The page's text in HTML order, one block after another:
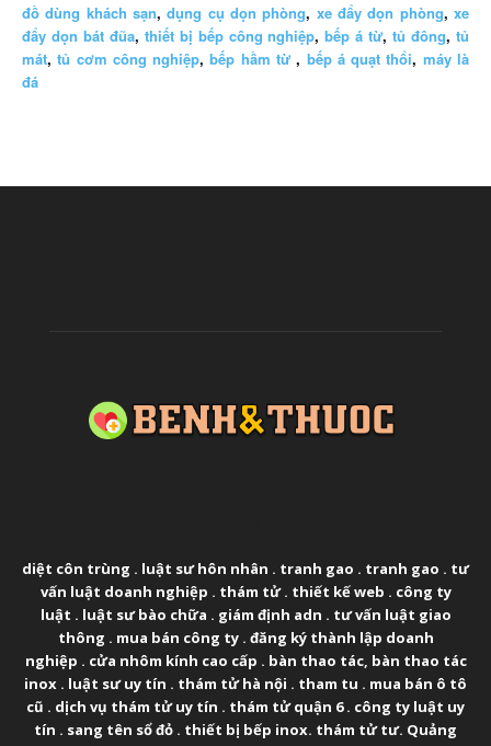
đồ dùng khách sạn,dụng cụ dọn phòng, xe đẩy dọn phòng,xe
đẩy dọn bát đũa, thiết bị bếp công nghiệp,bếp á từ,tủ đông,tủ
mát,tủ cơm công nghiệp,bếp hầm từ , bếp á quạt thổi, máy là
đá
diệt côn trùng . luật sư hôn nhân . tranh gao . tranh gao . tư
vấn luật doanh nghiệp . thám tử. thiết kế web . công ty
luật . luật sư bào chữa . giám định adn . tư vấn luật giao
thông . mua bán công ty. đăng ký thành lập doanh
nghiệp . cửa nhôm kính cao cấp . bàn thao tác, bàn thao tác
inox . luật sư uy tín . thám tử hà nội . tham tu . mua bán ô tô
cũ . dịch vụ thám tử uy tín . thám tử quận 6. công ty luật uy
tín . sang tên sổ đỏ . thiết bị bếp inox. thám tử tư. Quảng